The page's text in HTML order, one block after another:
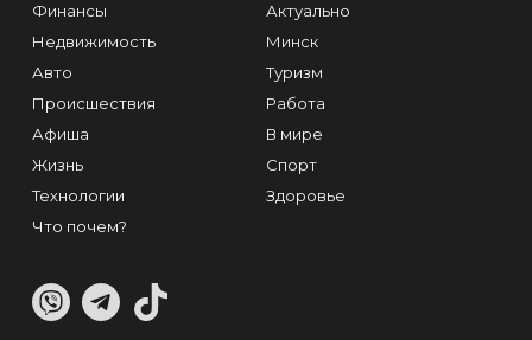
Финансы
Недвижимость
Авто
Происшествия
Афиша
Жизнь
Технологии
Что почем?
Актуально
Минск
Туризм
Работа
В мире
Спорт
Здоровье